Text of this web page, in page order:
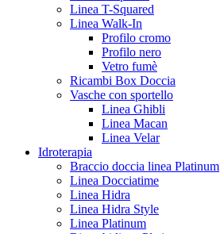
Linea T-Squared
Linea Walk-In
Profilo cromo
Profilo nero
Vetro fumè
Ricambi Box Doccia
Vasche con sportello
Linea Ghibli
Linea Macan
Linea Velar
Idroterapia
Braccio doccia linea Platinum
Linea Docciatime
Linea Hidra
Linea Hidra Style
Linea Platinum